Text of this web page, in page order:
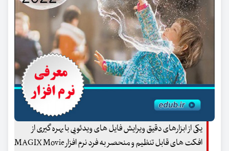
یکی از ابزارهای دقیق ویرایش فایل های ویدئویی با بهره گیری از
افکت های قابل تنظیم و منحصر به فرد نرم افزار MAGIX Movie